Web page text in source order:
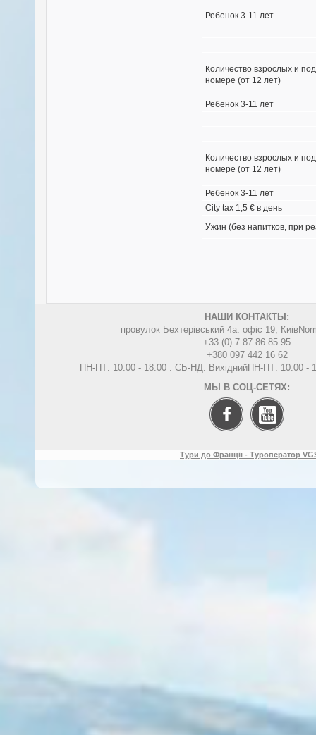
Ребенок 3-11 лет
Количество взрослых и
номере (от 12 лет)
Ребенок 3-11 лет
Количество взрослых и
номере (от 12 лет)
Ребенок 3-11 лет
City tax 1,5 € в день
Ужин (без напитков, при
НАШИ КОНТАКТЫ:
провулок Бехтерівський 4а. офіс 19, Киів
+33 (0) 7 87 86 85 95
+380 097 442 16 62
ПН-ПТ: 10:00 - 18.00 . СБ-НД: ВихіднийПН-ПТ: 10:00 -
МЫ В СОЦ-СЕТЯХ:
Тури до Франції - Туроператор